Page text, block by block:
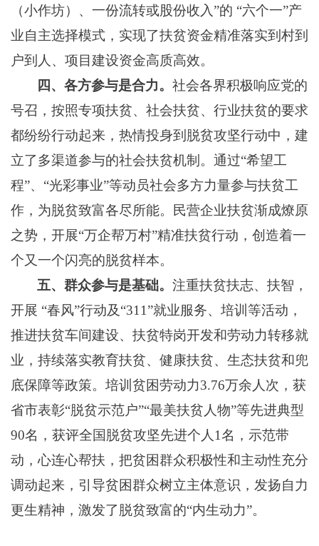
（小作坊）、一份流转或股份收入”的 “六个一”产
业自主选择模式，实现了扶贫资金精准落实到村到
户到人、项目建设资金高质高效。
四、各方参与是合力。社会各界积极响应党的
号召， 按照专项扶贫、社会扶贫、行业扶贫的要求
都纷纷行动起来， 热情投身到 脱贫攻坚行动中 ， 建
立了多渠道参与的社会扶贫机制 。 通过“希望工
程”、“光彩事业”等动员社会多方力量参与扶贫工
作，为脱贫致富各尽所能。民营企业扶贫渐成燎原
之势，开展“万企帮万村”精准扶贫行动，创造着一
个又一个闪亮的脱贫样本。
五、群众参与是基础。注重扶贫扶志、扶智，
开展 “春风”行动及“311”就业服务、培训等活动，
推进扶贫车间建设、扶贫特岗开发和劳动力转移就
业，持续落实教育扶贫、健康扶贫、生态扶贫和兜
底保障等政策。培训贫困劳动力3.76万余人次， 获
省市表彰“脱贫示范户”“最美扶贫人物”等先进典型
90名 ，获评全国脱贫攻坚先进个人 1名， 示范带
动，心连心帮扶， 把贫困群众积极性和主动性充分
调动起来，引导贫困群众树立主体意识，发扬自力
更生精神，激发了脱贫致富的“内生动力”。